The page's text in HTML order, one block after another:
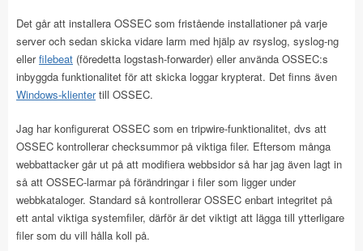
Det går att installera OSSEC som fristående installationer på varje
server och sedan skicka vidare larm med hjälp av rsyslog, syslog-ng
ellerfilebeat (föredetta logstash-forwarder) eller använda OSSEC:s
inbyggda funktionalitet för att skicka loggar krypterat. Det finns även
Windows-klientertill OSSEC.
Jag har konfigurerat OSSEC som en tripwire-funktionalitet, dvs att
OSSEC kontrollerar checksummor på viktiga filer. Eftersom många
webbattacker går ut på att modifiera webbsidor så har jag även lagt in
så att OSSEC-larmar på förändringar i filer som ligger under
webbkataloger. Standard så kontrollerar OSSEC enbart integritet på
ett antal viktiga systemfiler, därför är det viktigt att lägga till ytterligare
filer som du vill hålla koll på.